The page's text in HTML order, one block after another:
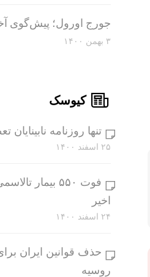
جورج اورول؛ پیش‌گوی
۳ بهمن ۱۴۰۰
کیوسک
تنها روزنامه
۲۵ اسفند ۱۴۰۰
فوت ۵۵۰ بیمار
اخیر
۲۴ اسفند ۱۴۰۰
حذف قوانین ایران
روسیه